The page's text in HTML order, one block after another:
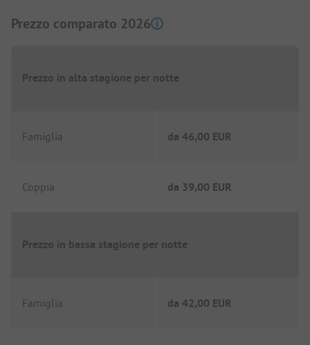
Prezzo comparato 2026
Prezzo in alta stagione per notte
Famiglia da 46,00 EUR
Coppia da 39,00 EUR
Prezzo in bassa stagione per notte
Famiglia da 42,00 EUR